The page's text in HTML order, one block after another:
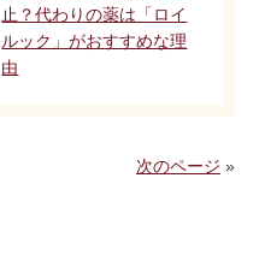
止？代わりの薬は「ロイ
ルック」がおすすめな理
由
次のページ »